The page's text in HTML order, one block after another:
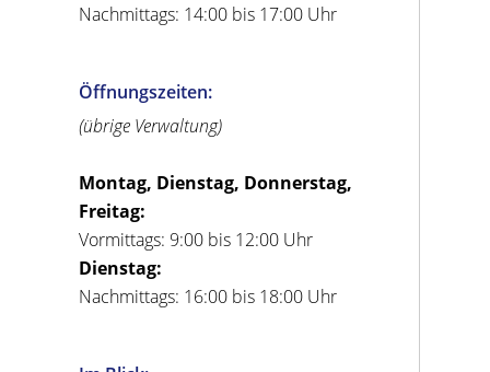
Nachmittags: 14:00 bis 17:00 Uhr
Öffnungszeiten:
(übrige Verwaltung)
Montag, Dienstag, Donnerstag,
Freitag:
Vormittags: 9:00 bis 12:00 Uhr
Dienstag:
Nachmittags: 16:00 bis 18:00 Uhr